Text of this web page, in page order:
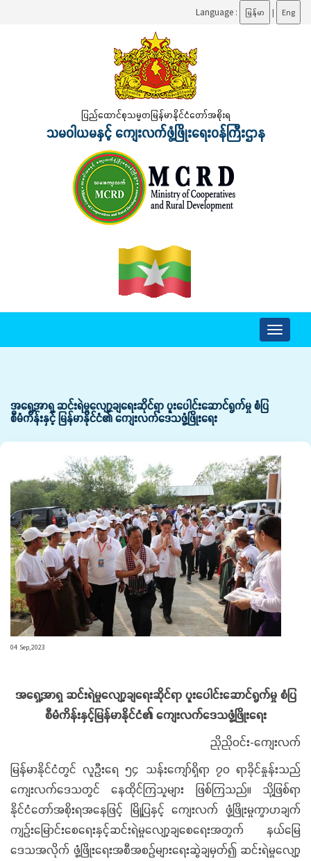
Language : မြန်မာ | Eng
ပြည်ထောင်စုသမ္မတမြန်မာနိုင်ငံတော်အစိုးရ
သမဝါယမနှင့် ကျေးလက်ဖွံ့ဖြိုးရေးဝန်ကြီးဌာန
Toggle
အရှေ့အာရှ ဆင်းရဲမှုလျော့ချရေးဆိုင်ရာ ပူးပေါင်းဆောင်ရွက်မှု စံပြ
စီမံကိန်းနှင့် မြန်မာနိုင်ငံ၏ ကျေးလက်ဒေသဖွံ့ဖြိုးရေး
04 Sep,2023
အရှေ့အာရှ ဆင်းရဲမှုလျော့ချရေးဆိုင်ရာ ပူးပေါင်းဆောင်ရွက်မှု စံပြ
စီမံကိန်းနှင့်မြန်မာနိုင်ငံ၏ ကျေးလက်ဒေသဖွံ့ဖြိုးရေး
ညိုညိုဝင်း-ကျေးလက်
မြန်မာနိုင်ငံတွင် လူဦးရေ ၅၄ သန်းကျော်ရှိရာ ၇၀ ရာခိုင်နှုန်းသည်
ကျေးလက်ဒေသတွင် နေထိုင်ကြသူများ ဖြစ်ကြသည်။ သို့ဖြစ်ရာ
နိုင်ငံတော်အစိုးရအနေဖြင့် မြို့ပြနှင့် ကျေးလက် ဖွံ့ဖြိုးမှုကွာဟချက်
ကျဉ်းမြောင်းစေရေးနှင့်ဆင်းရဲမှုလျော့ချစေရေးအတွက် နယ်‌မြေ
ဒေသအလိုက် ဖွံ့ဖြိုးရေးအစီအစဉ်များရေးဆွဲချမှတ်၍ ဆင်းရဲမှုလျော့